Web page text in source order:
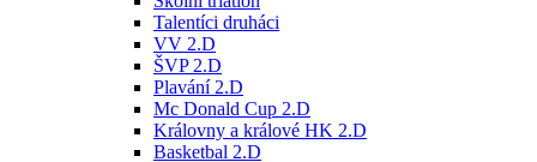
Talentíci druháci
VV 2.D
ŠVP 2.D
Plavání 2.D
Mc Donald Cup 2.D
Královny a králové HK 2.D
Basketbal 2.D